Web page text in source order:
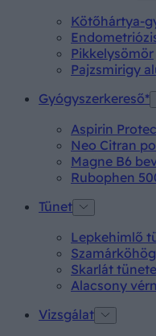
Kötőhártya-
Pikkelysömör
Pajzsmirigy
Gyógyszerkereső*
Aspirin
Neo Citran
Magne B6
Rubophen
Tünet
Lepkehimlő
Skarlát
Alacsony
Vizsgálat